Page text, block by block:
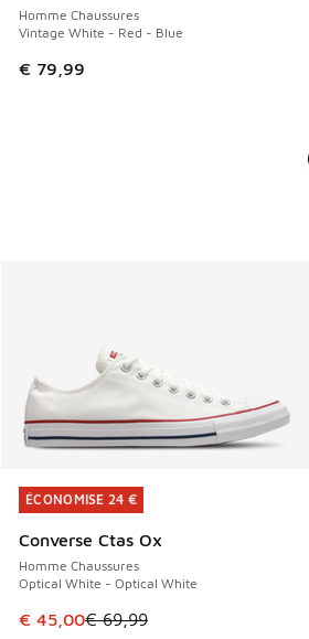
Homme Chaussures
Vintage White - Red - Blue
€ 79,99
ÉCONOMISE 24 €
Converse Ctas Ox
Homme Chaussures
Optical White - Optical White
Cet article est en promotion. Prix
€ 45,00€ 69,99
ÉCONOMISE 24 €